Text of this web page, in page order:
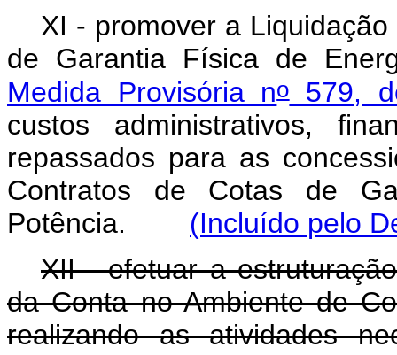
XI - promover a
de Garantia Física de
Medida Provisória no579,
custos administrativos,
repassados para as
Contratos de Cotas de
Potência. (Incluído pelo
XII - efetuar a
da Conta no Ambiente de
realizando as atividades